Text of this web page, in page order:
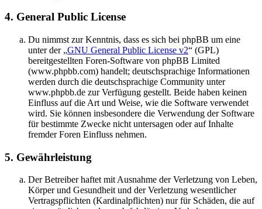
4. General Public License
Du nimmst zur Kenntnis, dass es sich bei phpBB um eine
unter der „GNU General Public License v2“ (GPL)
bereitgestellten Foren-Software von phpBB Limited
(www.phpbb.com) handelt; deutschsprachige Informationen
werden durch die deutschsprachige Community unter
www.phpbb.de zur Verfügung gestellt. Beide haben keinen
Einfluss auf die Art und Weise, wie die Software verwendet
wird. Sie können insbesondere die Verwendung der Software
für bestimmte Zwecke nicht untersagen oder auf Inhalte
fremder Foren Einfluss nehmen.
5. Gewährleistung
Der Betreiber haftet mit Ausnahme der Verletzung von Leben,
Körper und Gesundheit und der Verletzung wesentlicher
Vertragspflichten (Kardinalpflichten) nur für Schäden, die auf